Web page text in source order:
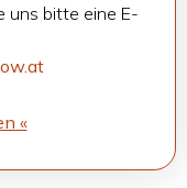
uns bitte eine E-
«